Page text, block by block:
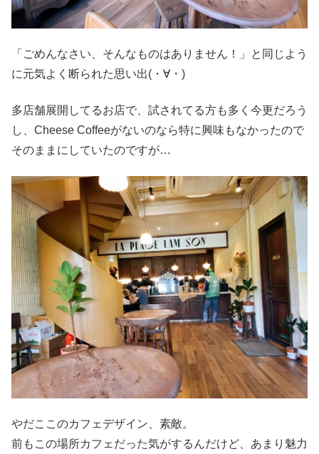
「ごめんなさい、そんなものはありません！」と同じよう
に元気よく断られた思い出(・∀・)
多店舗展開してるお店で、試されてる方も多く今更だろう
し、Cheese Coffeeがないのなら特に興味もなかったので
そのままにしていたのですが…
やだここのカフェデザイン、素敵。
前もこの場所カフェだった気がするんだけど、あまり魅力